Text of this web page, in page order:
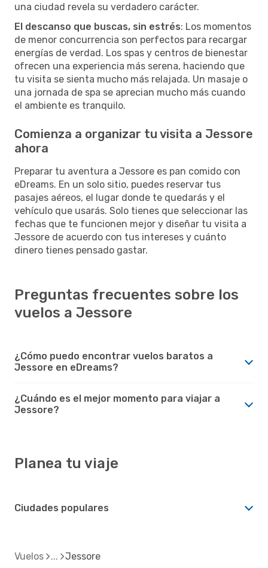
una ciudad revela su verdadero carácter.
El descanso que buscas, sin estrés: Los momentos
de menor concurrencia son perfectos para recargar
energías de verdad. Los spas y centros de bienestar
ofrecen una experiencia más serena, haciendo que
tu visita se sienta mucho más relajada. Un masaje o
una jornada de spa se aprecian mucho más cuando
el ambiente es tranquilo.
Comienza a organizar tu visita a Jessore
ahora
Preparar tu aventura a Jessore es pan comido con
eDreams. En un solo sitio, puedes reservar tus
pasajes aéreos, el lugar donde te quedarás y el
vehículo que usarás. Solo tienes que seleccionar las
fechas que te funcionen mejor y diseñar tu visita a
Jessore de acuerdo con tus intereses y cuánto
dinero tienes pensado gastar.
Preguntas frecuentes sobre los
vuelos a Jessore
¿Cómo puedo encontrar vuelos baratos a
Jessore en eDreams?
¿Cuándo es el mejor momento para viajar a
Jessore?
Planea tu viaje
Ciudades populares
Vuelos Jessore